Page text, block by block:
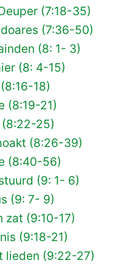
(7:18-35)
(7:36-50)
(8: 1- 3)
(8: 4-15)
18)
(8:19-21)
25)
(8:26-39)
(8:40-56)
(9: 1- 6)
(9: 7- 9)
zat (9:10-17)
(9:18-21)
lieden (9:22-27)